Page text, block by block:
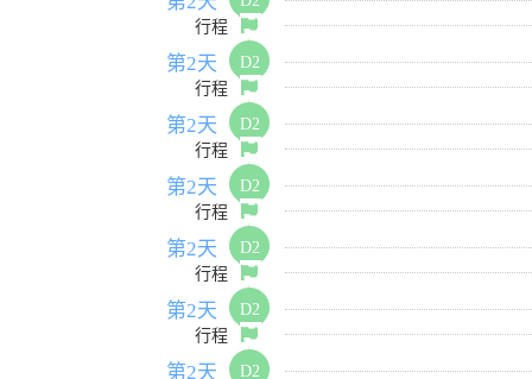
行程
第2天
D2
行程
第2天
D2
行程
第2天
D2
行程
第2天
D2
行程
第2天
D2
行程
第2天 D2